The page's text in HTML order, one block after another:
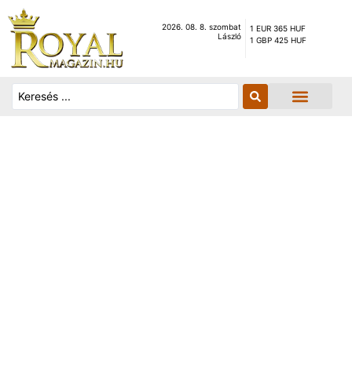
2026. 08. 8. szombat
László
1 EUR 365 HUF
1 GBP 425 HUF